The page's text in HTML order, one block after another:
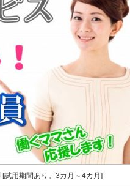
試用期間あり。3カ月～4カ月